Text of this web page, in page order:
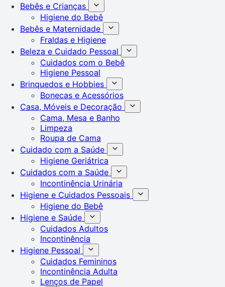
Bebês e Crianças
Higiene do Bebê
Bebês e Maternidade
Fraldas e Higiene
Beleza e Cuidado Pessoal
Cuidados com o Bebê
Higiene Pessoal
Brinquedos e Hobbies
Bonecas e Acessórios
Casa, Móveis e Decoração
Cama, Mesa e Banho
Limpeza
Roupa de Cama
Cuidado com a Saúde
Higiene Geriátrica
Cuidados com a Saúde
Incontinência Urinária
Higiene e Cuidados Pessoais
Higiene do Bebê
Higiene e Saúde
Cuidados Adultos
Incontinência
Higiene Pessoal
Cuidados Femininos
Incontinência Adulta
Lenços de Papel